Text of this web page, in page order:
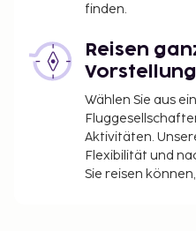
finden.
Reisen
Wählen Sie aus
Aktivitäten.
Flexibilität und
Sie reisen